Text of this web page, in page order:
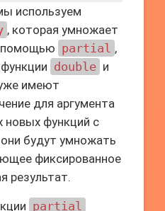
используем
, которая умножает
помощью partial ,
double и
имеют
для аргумента
новых функций с
будут умножать
фиксированное
результат.
partial